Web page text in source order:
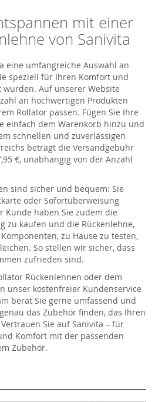
mit einer
von Sanivita
eine umfangreiche Auswahl an
speziell für Ihren Komfort und
Auf unserer Website
an hochwertigen Produkten
Rollator passen. Fügen Sie Ihre
einfach dem Warenkorb hinzu und
schnellen und zuverlässigen
beträgt die Versandgebühr
€, unabhängig von der Anzahl
sind sicher und bequem: Sie
oder Sofortüberweisung
Kunde haben Sie zudem die
zu kaufen und die Rückenlehne,
zu Hause zu testen,
So stellen wir sicher, dass
zufrieden sind.
Rückenlehnen oder dem
unser kostenfreier Kundenservice
berät Sie gerne umfassend und
das Zubehör finden, das Ihren
Sie auf Sanivita – für
Komfort mit der passenden
Zubehör.